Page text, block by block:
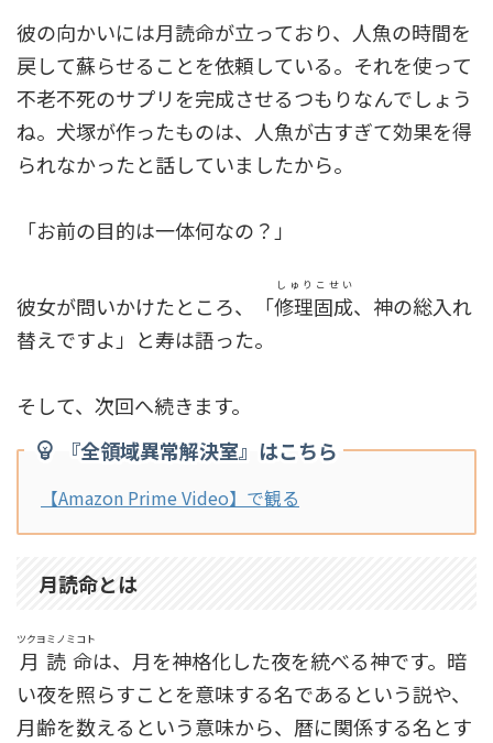
彼の向かいには月読命が立っており、人魚の時間を
戻して蘇らせることを依頼している。それを使って
不老不死のサプリを完成させるつもりなんでしょう
ね。犬塚が作ったものは、人魚が古すぎて効果を得
られなかったと話していましたから。
「お前の目的は一体何なの？」
彼女が問いかけたところ、「修理固成
しゅりこせい
、神の総入れ
替えですよ」と寿は語った。
そして、次回へ続きます。
『全領域異常解決室』はこちら
【Amazon Prime Video】で観る
月読命とは
月読命
ツクヨミノミコト
は、月を神格化した夜を統べる神です。暗
い夜を照らすことを意味する名であるという説や、
月齢を数えるという意味から、暦に関係する名とす